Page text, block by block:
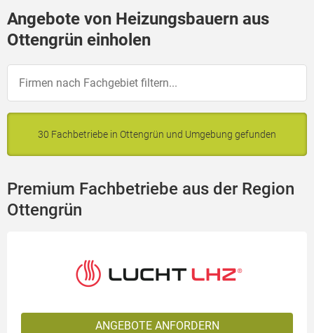
Angebote von Heizungsbauern aus
Ottengrün einholen
30 Fachbetriebe in Ottengrün und Umgebung gefunden
Premium Fachbetriebe aus der Region
Ottengrün
ANGEBOTE ANFORDERN